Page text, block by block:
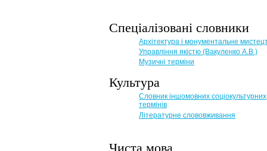
Спеціалізовані словники
Архітектура і монументальне
Управління якістю (Вакуленко А.В.)
Музичні терміни
Культура
Словник іншомовних соціокультурних
термінів
Літературне слововживання
Чиста мова